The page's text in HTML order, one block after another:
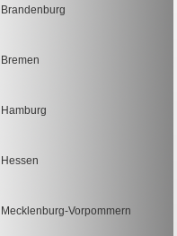
Brandenburg
Bremen
Hamburg
Hessen
Mecklenburg-Vorpommern